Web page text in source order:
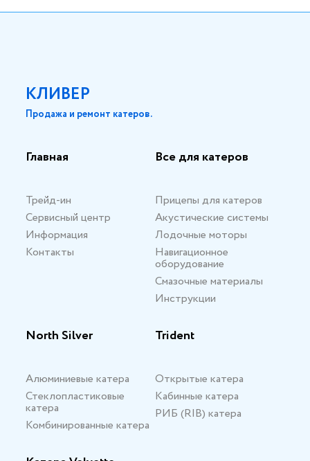
КЛИВЕР
Продажа и ремонт катеров.
Главная
Трейд-ин
Сервисный центр
Информация
Контакты
Все для катеров
Прицепы для катеров
Акустические системы
Лодочные моторы
Навигационное
оборудование
Смазочные материалы
Инструкции
North Silver
Алюминиевые катера
Стеклопластиковые
катера
Комбинированные катера
Trident
Открытые катера
Кабинные катера
РИБ (RIB) катера